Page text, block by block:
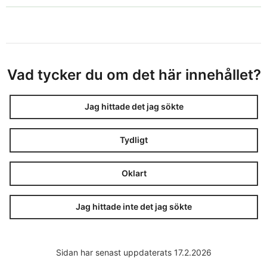
Vad tycker du om det här innehållet?
Jag hittade det jag sökte
Tydligt
Oklart
Jag hittade inte det jag sökte
Sidan har senast uppdaterats 17.2.2026